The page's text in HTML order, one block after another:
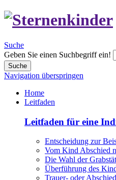
Suche
Geben Sie einen Suchbegriff ein!
Suche
Navigation überspringen
Home
Leitfaden
Leitfaden für eine
Entscheidung zur
Vom Kind Abschied
Die Wahl der
Überführung des
Trauer- oder